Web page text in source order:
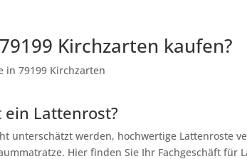
Kirchzarten kaufen?
Lattenrost?
unterschätzt werden, hochwertige Lattenroste
Hier finden Sie Ihr Fachgeschäft für